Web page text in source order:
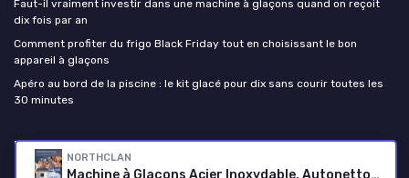
NORTHCLAN
Machine à Glaçons Acier Inoxydable, Autonettoyante, 2 Tailles de Glaçons, 14kg en 24h, 9 Glaçons en 6 Minutes, Écran LCD et Réservoir d'Eau de 2L, Capteur IR, Cuillère à Glaçons et Panier, NORTHCLAN
Faut-il vraiment investir dans une machine à glaçons quand on reçoit
dix fois par an
Comment profiter du frigo Black Friday tout en choisissant le bon
appareil à glaçons
Apéro au bord de la piscine : le kit glacé pour dix sans courir toutes les
30 minutes
Machine a Glacon